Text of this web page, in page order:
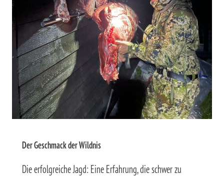
Der Geschmack der Wildnis
Die erfolgreiche Jagd: Eine Erfahrung, die schwer zu